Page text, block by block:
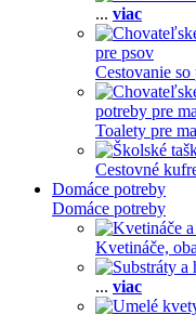
... viac
pre psov
Cestovanie so
potreby pre
Toalety pre
Cestovné
Domáce potreby
Domáce potreby
Kvetináče,
... viac